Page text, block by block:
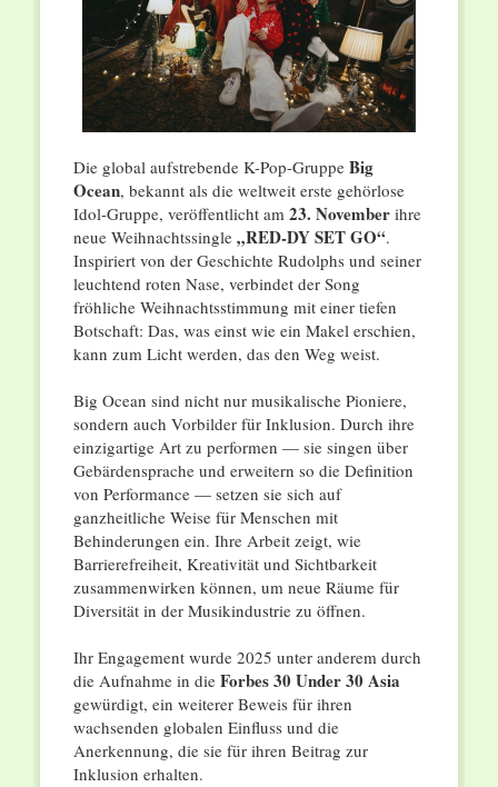
Die global aufstrebende K-Pop-Gruppe Big
Ocean, bekannt als die weltweit erste gehörlose
Idol-Gruppe, veröffentlicht am 23. Novemberihre
neue Weihnachtssingle „RED-DY SET GO“.
Inspiriert von der Geschichte Rudolphs und seiner
leuchtend roten Nase, verbindet der Song
fröhliche Weihnachtsstimmung mit einer tiefen
Botschaft: Das, was einst wie ein Makel erschien,
kann zum Licht werden, das den Weg weist.
Big Ocean sind nicht nur musikalische Pioniere,
sondern auch Vorbilder für Inklusion. Durch ihre
einzigartige Art zu performen — sie singen über
Gebärdensprache und erweitern so die Definition
von Performance — setzen sie sich auf
ganzheitliche Weise für Menschen mit
Behinderungen ein. Ihre Arbeit zeigt, wie
Barrierefreiheit, Kreativität und Sichtbarkeit
zusammenwirken können, um neue Räume für
Diversität in der Musikindustrie zu öffnen.
Ihr Engagement wurde 2025 unter anderem durch
die Aufnahme in die Forbes 30 Under 30 Asia
gewürdigt, ein weiterer Beweis für ihren
wachsenden globalen Einfluss und die
Anerkennung, die sie für ihren Beitrag zur
Inklusion erhalten.